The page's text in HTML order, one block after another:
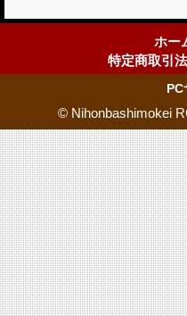
ホー
特定商取引
PC
© Nihonbashimokei